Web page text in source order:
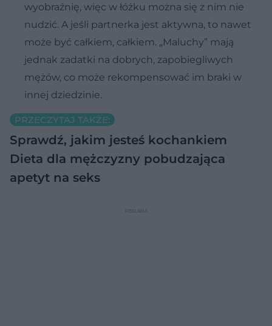
wyobraźnię, więc w łóżku można się z nim nie
nudzić. A jeśli partnerka jest aktywna, to nawet
może być całkiem, całkiem. „Maluchy” mają
jednak zadatki na dobrych, zapobiegliwych
mężów, co może rekompensować im braki w
innej dziedzinie.
PRZECZYTAJ TAKŻE:
Sprawdź, jakim jesteś kochankiem
Dieta dla mężczyzny pobudzająca
apetyt na seks